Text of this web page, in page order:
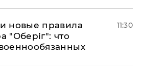
новые правила
"Оберіг": что
11:30